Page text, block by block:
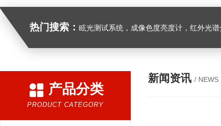
热门搜索： 眩光测试系统，成像色度亮度计，红外光谱分析仪，紫外光谱分析仪、医用光源光谱分析仪，光谱照度
产品分类
PRODUCT CATEGORY
新闻资讯 / NEWS